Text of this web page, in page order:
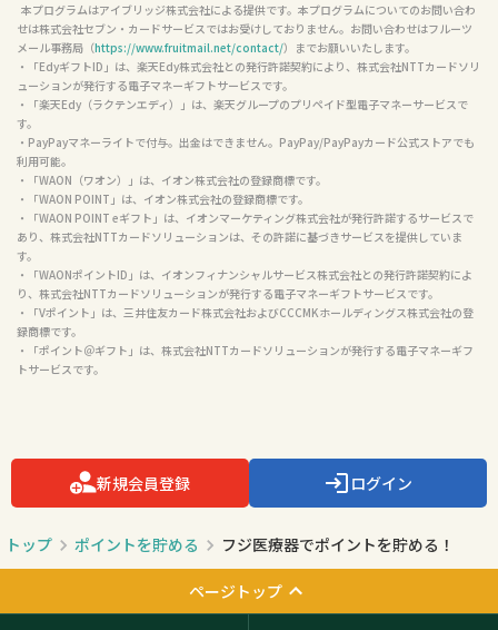
せは株式会社セブン・カードサービスではお受けしておりません。お問い合わせはフルーツ
メール事務局（https://www.fruitmail.net/contact/）までお願いいたします。
・「EdyギフトID」は、楽天Edy株式会社との発行許諾契約により、株式会社NTTカードソリ
ューションが発行する電子マネーギフトサービスです。
・「楽天Edy（ラクテンエディ）」は、楽天グループのプリペイド型電子マネーサービスで
す。
・PayPayマネーライトで付与。出金はできません。PayPay/PayPayカード公式ストアでも
利用可能。
・「WAON（ワオン）」は、イオン株式会社の登録商標です。
・「WAON POINT」は、イオン株式会社の登録商標です。
・「WAON POINT eギフト」は、イオンマーケティング株式会社が発行許諾するサービスで
あり、株式会社NTTカードソリューションは、その許諾に基づきサービスを提供していま
す。
・「WAONポイントID」は、イオンフィナンシャルサービス株式会社との発行許諾契約によ
り、株式会社NTTカードソリューションが発行する電子マネーギフトサービスです。
・「Vポイント」は、三井住友カード株式会社およびCCCMKホールディングス株式会社の登
録商標です。
・「ポイント＠ギフト」は、株式会社NTTカードソリューションが発行する電子マネーギフ
トサービスです。
新規会員登録 ログイン
トップ ポイントを貯める フジ医療器でポイントを貯める！
ページトップ